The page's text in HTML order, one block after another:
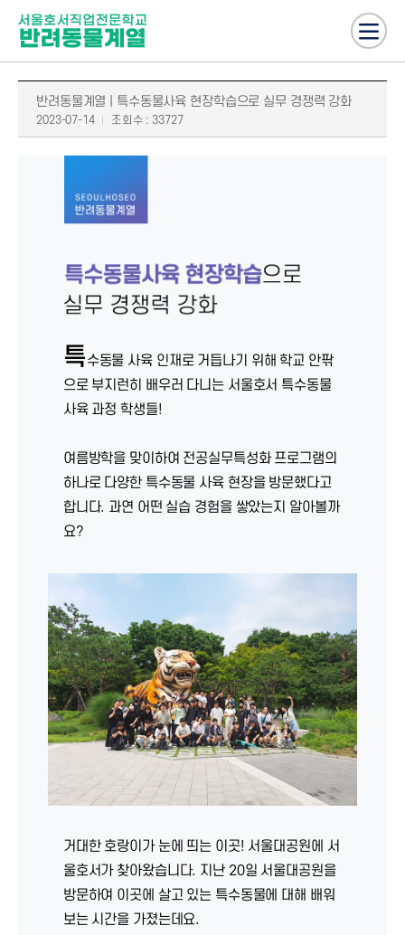
반려동물계열 | 특수동물사육 현장학습으로 실무 경쟁력 강화
2023-07-14 조회수 : 33727
특수동물 사육 인재로 거듭나기 위해 학교 안팎
으로 부지런히 배우러 다니는 서울호서 특수동물
사육 과정 학생들!
여름방학을 맞이하여 전공실무특성화 프로그램의
하나로 다양한 특수동물 사육 현장을 방문했다고
합니다. 과연 어떤 실습 경험을 쌓았는지 알아볼까
요?
거대한 호랑이가 눈에 띄는 이곳! 서울대공원에 서
울호서가 찾아왔습니다. 지난 20일 서울대공원을
방문하여 이곳에 살고 있는 특수동물에 대해 배워
보는 시간을 가졌는데요.